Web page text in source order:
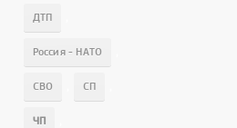
ДТП
Россия - НАТО
СВО СП
ЧП